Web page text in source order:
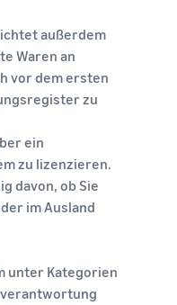
außerdem
Waren an
vor dem ersten
zu
ein
zu lizenzieren.
davon, ob Sie
im Ausland
unter Kategorien